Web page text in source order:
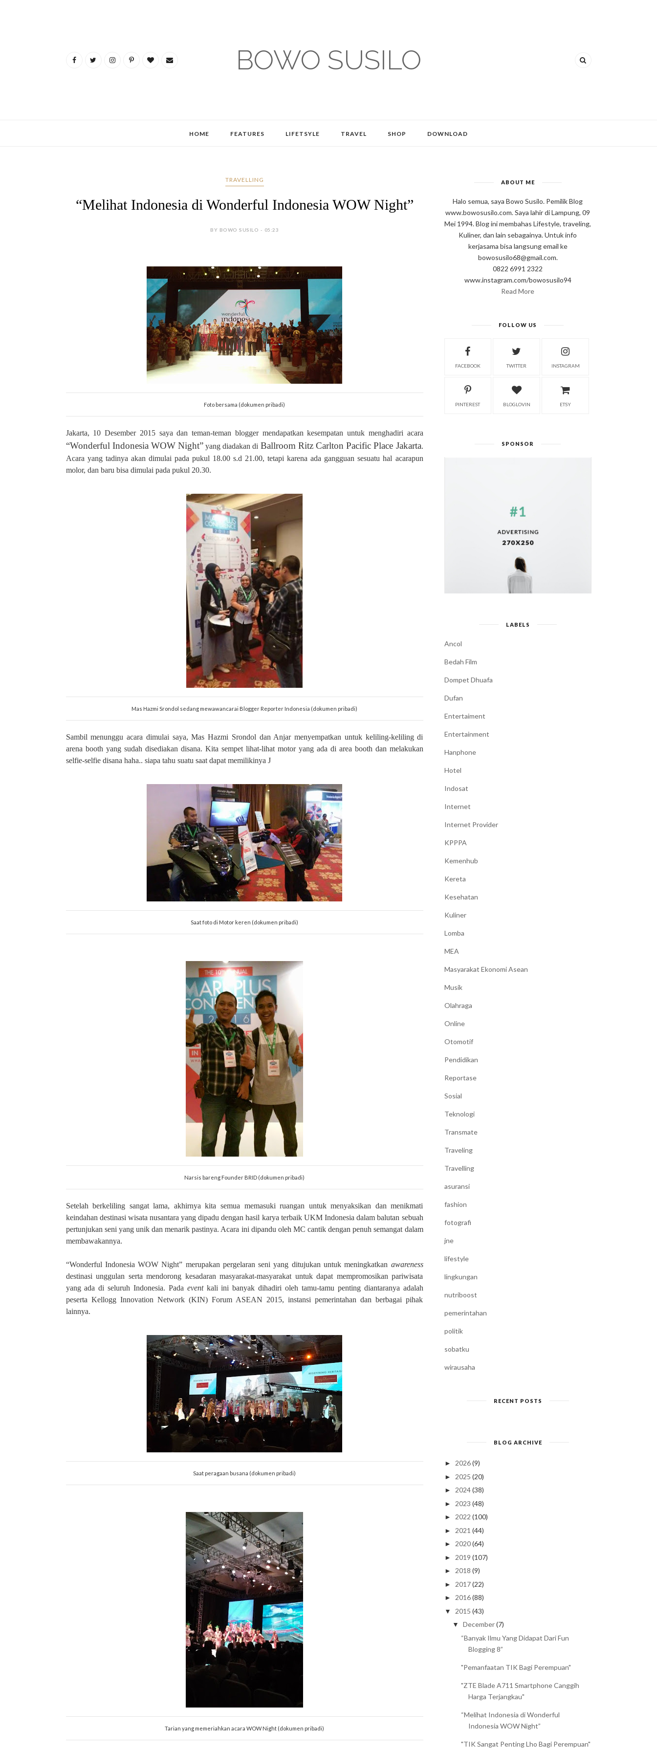
BOWO SUSILO
HOME FEATURES LIFETSYLE TRAVEL SHOP DOWNLOAD
TRAVELLING
“Melihat Indonesia di Wonderful Indonesia WOW Night”
BY BOWO SUSILO - 05:23
Foto bersama (dokumen pribadi)
Jakarta, 10 Desember 2015 saya dan teman-teman blogger mendapatkan kesempatan untuk menghadiri acara
“Wonderful Indonesia WOW Night” yang diadakan di Ballroom Ritz Carlton Pacific Place Jakarta.
Acara yang tadinya akan dimulai pada pukul 18.00 s.d 21.00, tetapi karena ada gangguan sesuatu hal acarapun
molor, dan baru bisa dimulai pada pukul 20.30.
Mas Hazmi Srondol sedang mewawancarai Blogger Reporter Indonesia (dokumen pribadi)
Sambil menunggu acara dimulai saya, Mas Hazmi Srondol dan Anjar menyempatkan untuk keliling-keliling di
arena booth yang sudah disediakan disana. Kita sempet lihat-lihat motor yang ada di area booth dan melakukan
selfie-selfie disana haha.. siapa tahu suatu saat dapat memilikinya J
Saat foto di Motor keren (dokumen pribadi)
Narsis bareng Founder BRID (dokumen pribadi)
Setelah berkeliling sangat lama, akhirnya kita semua memasuki ruangan untuk menyaksikan dan menikmati
keindahan destinasi wisata nusantara yang dipadu dengan hasil karya terbaik UKM Indonesia dalam balutan sebuah
pertunjukan seni yang unik dan menarik pastinya. Acara ini dipandu oleh MC cantik dengan penuh semangat dalam
membawakannya.
“Wonderful Indonesia WOW Night” merupakan pergelaran seni yang ditujukan untuk meningkatkan awareness
destinasi unggulan serta mendorong kesadaran masyarakat-masyarakat untuk dapat mempromosikan pariwisata
yang ada di seluruh Indonesia. Pada event kali ini banyak dihadiri oleh tamu-tamu penting diantaranya adalah
peserta Kellogg Innovation Network (KIN) Forum ASEAN 2015, instansi pemerintahan dan berbagai pihak
lainnya.
Saat peragaan busana (dokumen pribadi)
Tarian yang memeriahkan acara WOW Night (dokumen pribadi)
ABOUT ME
Halo semua, saya Bowo Susilo. Pemilik Blog
www.bowosusilo.com. Saya lahir di Lampung, 09
Mei 1994. Blog ini membahas Lifestyle, traveling,
Kuliner, dan lain sebagainya. Untuk info
kerjasama bisa langsung email ke
bowosusilo68@gmail.com.
0822 6991 2322
www.instagram.com/bowosusilo94
Read More
FOLLOW US
FACEBOOK TWITTER INSTAGRAM
PINTEREST BLOGLOVIN ETSY
SPONSOR
LABELS
Ancol
Bedah Film
Dompet Dhuafa
Dufan
Entertaiment
Entertainment
Hanphone
Hotel
Indosat
Internet
Internet Provider
KPPPA
Kemenhub
Kereta
Kesehatan
Kuliner
Lomba
MEA
Masyarakat Ekonomi Asean
Musik
Olahraga
Online
Otomotif
Pendidikan
Reportase
Sosial
Teknologi
Transmate
Traveling
Travelling
asuransi
fashion
fotografi
jne
lifestyle
lingkungan
nutriboost
pemerintahan
politik
sobatku
wirausaha
RECENT POSTS
BLOG ARCHIVE
► 2026 (9)
► 2025 (20)
► 2024 (38)
► 2023 (48)
► 2022 (100)
► 2021 (44)
► 2020 (64)
► 2019 (107)
► 2018 (9)
► 2017 (22)
► 2016 (88)
▼ 2015 (43)
▼ December(7)
“Banyak Ilmu Yang Didapat Dari Fun
Blogging 8”
"Pemanfaatan TIK Bagi Perempuan"
"ZTE Blade A711 Smartphone Canggih
Harga Terjangkau"
“Melihat Indonesia di Wonderful
Indonesia WOW Night”
"TIK Sangat Penting Lho Bagi Perempuan"